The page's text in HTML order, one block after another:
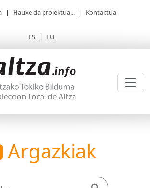
| Hauxe da proiektua... | Kontaktua
ES | EU
Argazkiak